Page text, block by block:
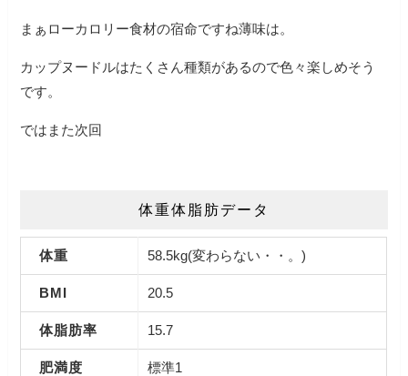
まぁローカロリー食材の宿命ですね薄味は。
カップヌードルはたくさん種類があるので色々楽しめそう
です。
ではまた次回
体重体脂肪データ
体重 58.5kg(変わらない・・。)
BMI 20.5
体脂肪率 15.7
肥満度 標準1